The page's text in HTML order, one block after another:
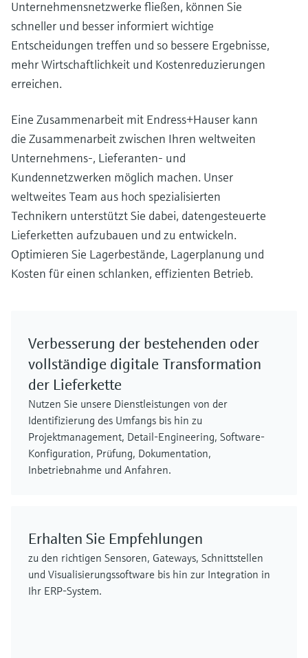
Unternehmensnetzwerke fließen, können Sie
schneller und besser informiert wichtige
Entscheidungen treffen und so bessere Ergebnisse,
mehr Wirtschaftlichkeit und Kostenreduzierungen
erreichen.
Eine Zusammenarbeit mit Endress+Hauser kann
die Zusammenarbeit zwischen Ihren weltweiten
Unternehmens-, Lieferanten- und
Kundennetzwerken möglich machen. Unser
weltweites Team aus hoch spezialisierten
Technikern unterstützt Sie dabei, datengesteuerte
Lieferketten aufzubauen und zu entwickeln.
Optimieren Sie Lagerbestände, Lagerplanung und
Kosten für einen schlanken, effizienten Betrieb.
Verbesserung der bestehenden oder
vollständige digitale Transformation
der Lieferkette
Nutzen Sie unsere Dienstleistungen von der
Identifizierung des Umfangs bis hin zu
Projektmanagement, Detail-Engineering, Software-
Konfiguration, Prüfung, Dokumentation,
Inbetriebnahme und Anfahren.
Erhalten Sie Empfehlungen
zu den richtigen Sensoren, Gateways, Schnittstellen
und Visualisierungssoftware bis hin zur Integration in
Ihr ERP-System.